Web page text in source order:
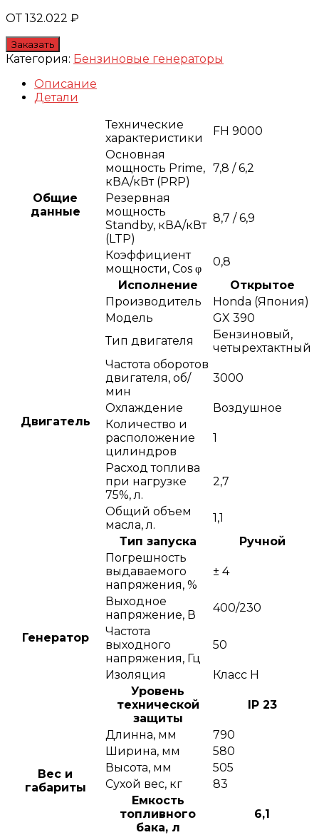
ОТ 132.022 ₽
Заказать
Категория: Бензиновые генераторы
Описание
Детали
Общие
данные
Технические
характеристики
FH 9000
Основная
мощность Prime,
кВА/кВт (PRP)
7,8 / 6,2
Резервная
мощность
Standby, кВА/кВт
(LTP)
8,7 / 6,9
Коэффициент
мощности, Сos φ
0,8
Исполнение
Открытое
Двигатель
Производитель
Honda (Япония)
Модель
GX 390
Тип двигателя
Бензиновый,
четырехтактный
Частота оборотов
двигателя, об/
мин
3000
Охлаждение
Воздушное
Количество и
расположение
цилиндров
1
Расход топлива
при нагрузке
75%, л.
2,7
Общий объем
масла, л.
1,1
Тип запуска
Ручной
Генератор
Погрешность
выдаваемого
напряжения, %
± 4
Выходное
напряжение, В
400/230
Частота
выходного
напряжения, Гц
50
Изоляция
Класс H
Уровень
технической
защиты
IP 23
Вес и
габариты
Длинна, мм
790
Ширина, мм
580
Высота, мм
505
Сухой вес, кг
83
Емкость
топливного
бака, л
6,1